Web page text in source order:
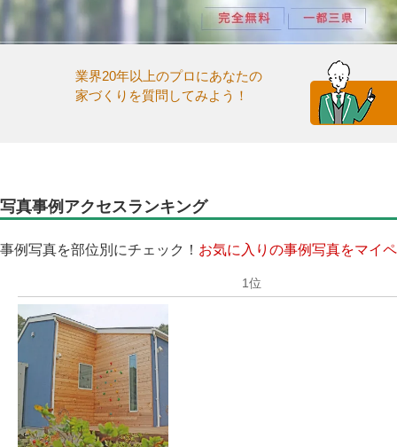
業界20年以上のプロにあなたの
家づくりを質問してみよう！
写真事例アクセスランキング
事例写真を部位別にチェック！ お気に入りの事例写真をマイ